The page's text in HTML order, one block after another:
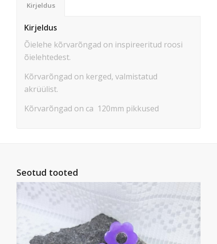
Kirjeldus
Kirjeldus
Õielehe kõrvarõngad on inspireeritud roosi
õielehtedest.
Kõrvarõngad on kerged, valmistatud
akrüülist.
Kõrvarõngad on ca 120mm pikkused
Seotud tooted